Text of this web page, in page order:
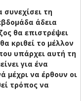
συνεχίσει τη
άδεια
θα επιστρέψει
κριθεί το μέλλον
υπάρχει αυτή τη
για ένα
μέχρι να έρθουν οι
τρόπος να